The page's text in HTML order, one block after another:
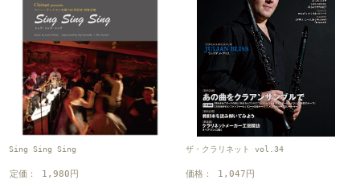
Sing Sing Sing
定価： 1,980円
ザ・クラリネット vol.34
価格： 1,047円